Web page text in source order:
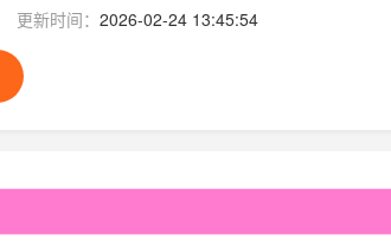
更新时间： 2026-02-24 13:45:54